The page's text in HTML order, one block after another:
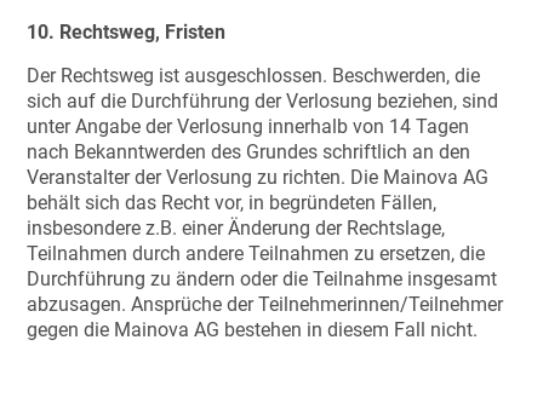
10. Rechtsweg, Fristen
Der Rechtsweg ist ausgeschlossen. Beschwerden, die
sich auf die Durchführung der Verlosung beziehen, sind
unter Angabe der Verlosung innerhalb von 14 Tagen
nach Bekanntwerden des Grundes schriftlich an den
Veranstalter der Verlosung zu richten. Die Mainova AG
behält sich das Recht vor, in begründeten Fällen,
insbesondere z.B. einer Änderung der Rechtslage,
Teilnahmen durch andere Teilnahmen zu ersetzen, die
Durchführung zu ändern oder die Teilnahme insgesamt
abzusagen. Ansprüche der Teilnehmerinnen/Teilnehmer
gegen die Mainova AG bestehen in diesem Fall nicht.